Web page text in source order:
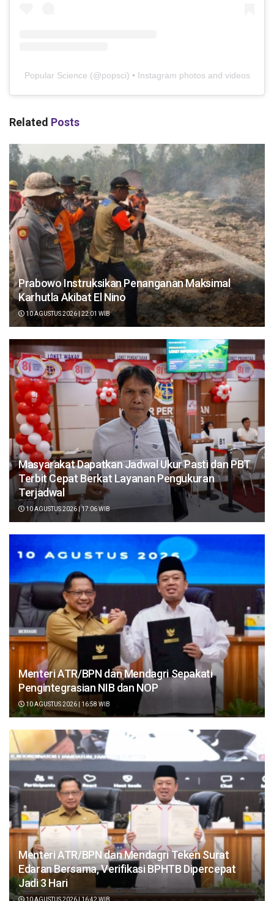
Popular Science (@popsci) • Instagram photos and videos
Related Posts
Prabowo Instruksikan Penanganan Maksimal
Karhutla Akibat El Nino
10 AGUSTUS 2026 | 22:01 WIB
Masyarakat Dapatkan Jadwal Ukur Pasti dan PBT
Terbit Cepat Berkat Layanan Pengukuran
Terjadwal
10 AGUSTUS 2026 | 17:06 WIB
Menteri ATR/BPN dan Mendagri Sepakati
Pengintegrasian NIB dan NOP
10 AGUSTUS 2026 | 16:58 WIB
Menteri ATR/BPN dan Mendagri Teken Surat
Edaran Bersama, Verifikasi BPHTB Dipercepat
Jadi 3 Hari
10 AGUSTUS 2026 | 16:42 WIB